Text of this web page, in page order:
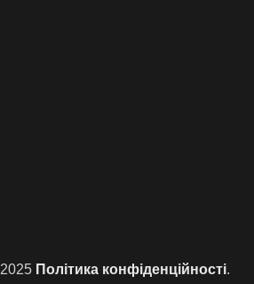
2025 Політика конфіденційності.